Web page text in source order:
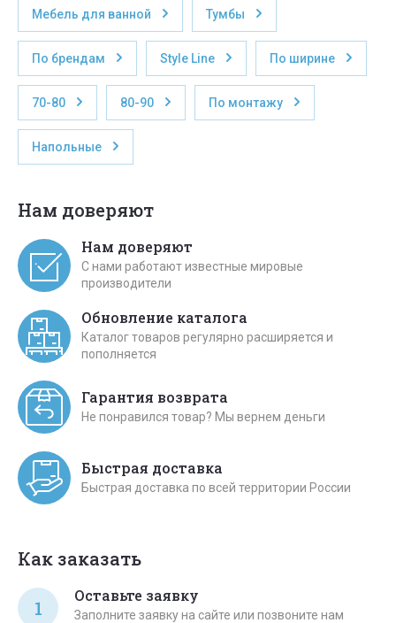
Мебель для ванной Тумбы
По брендам Style Line По ширине
70-80 80-90 По монтажу
Напольные
Нам доверяют
Нам доверяют
С нами работают известные мировые
производители
Обновление каталога
Каталог товаров регулярно расширяется и
пополняется
Гарантия возврата
Не понравился товар? Мы вернем деньги
Быстрая доставка
Быстрая доставка по всей территории России
Как заказать
1
Оставьте заявку
Заполните заявку на сайте или позвоните нам